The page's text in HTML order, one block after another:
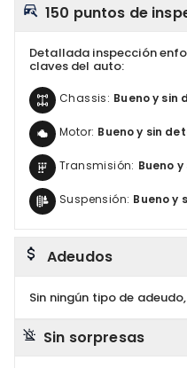
150 puntos de
Detallada inspección
claves del auto:
Chassis: Bueno y sin
Motor: Bueno y sin
Transmisión: Bueno
Suspensión: Bueno y
Adeudos
Sin ningún tipo de
Sin sorpresas